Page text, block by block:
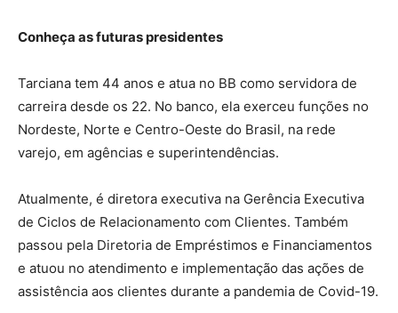
Conheça as futuras presidentes
Tarciana tem 44 anos e atua no BB como servidora de
carreira desde os 22. No banco, ela exerceu funções no
Nordeste, Norte e Centro-Oeste do Brasil, na rede
varejo, em agências e superintendências.
Atualmente, é diretora executiva na Gerência Executiva
de Ciclos de Relacionamento com Clientes. Também
passou pela Diretoria de Empréstimos e Financiamentos
e atuou no atendimento e implementação das ações de
assistência aos clientes durante a pandemia de Covid-19.